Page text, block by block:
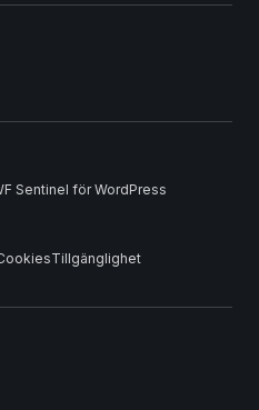
Sentinel för WordPress
Tillgänglighet